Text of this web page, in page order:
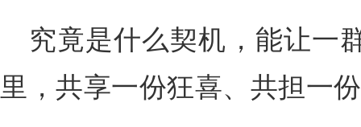
究竟是什么契机，能让一
里，共享一份狂喜、共担一